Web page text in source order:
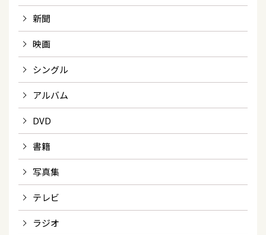
新聞
映画
シングル
アルバム
DVD
書籍
写真集
テレビ
ラジオ